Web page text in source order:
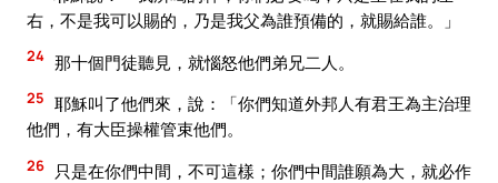
右，不是我可以賜的，乃是我父為誰預備的，就賜給誰。」
24 那十個門徒聽見，就惱怒他們弟兄二人。
25 耶穌叫了他們來，說：「你們知道外邦人有君王為主治理
他們，有大臣操權管束他們。
26
只是在你們中間，不可這樣；你們中間誰願為大，就必作